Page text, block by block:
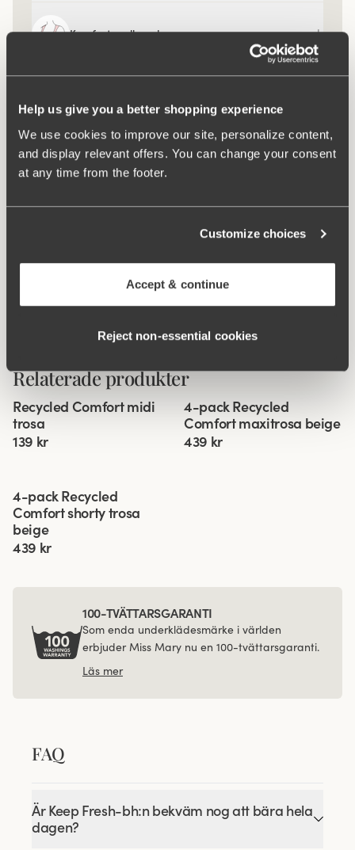
Help us give you a better shopping experience
We use cookies to improve our site, personalize content,
and display relevant offers. You can change your consent
at any time from the footer.
Customize choices
Accept & continue
Reject non‑essential cookies
Komfortaxelband
Relaterade produkter
4 för 3
Recycled Comfort midi
trosa
139 kr
4-pack Recycled
Comfort maxitrosa beige
439 kr
4-pack Recycled
Comfort shorty trosa
beige
439 kr
100-TVÄTTARSGARANTI
Som enda underklädesmärke i världen
erbjuder Miss Mary nu en 100-tvättarsgaranti.
Läs mer
FAQ
Är Keep Fresh-bh:n bekväm nog att bära hela
dagen?